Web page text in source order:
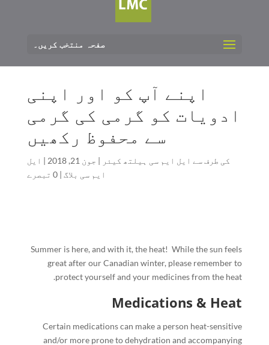
صفحہ منتخب کریں۔
اپنے آپ کو اور اپنی
ادویات کو گرمی کی گرمی
سے محفوظ رکھیں
کی طرف سے ایل ایم سی ہیلتھ کیئر | جون 21, 2018 | ایل
ایم سی بلاگ |0 تبصرے
Summer is here, and with it, the heat! While the sun feels
great after our Canadian winter, please remember to
protect yourself and your medicines from the heat.
Medications & Heat
Certain medications can make a person heat-sensitive
and/or more prone to dehydration and accompanying